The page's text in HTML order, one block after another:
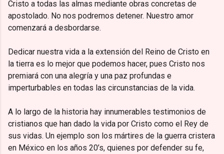
Cristo a todas las almas mediante obras concretas de
apostolado. No nos podremos detener. Nuestro amor
comenzará a desbordarse.
Dedicar nuestra vida a la extensión del Reino de Cristo en
la tierra es lo mejor que podemos hacer, pues Cristo nos
premiará con una alegría y una paz profundas e
imperturbables en todas las circunstancias de la vida.
A lo largo de la historia hay innumerables testimonios de
cristianos que han dado la vida por Cristo como el Rey de
sus vidas. Un ejemplo son los mártires de la guerra cristera
en México en los años 20’s, quienes por defender su fe,